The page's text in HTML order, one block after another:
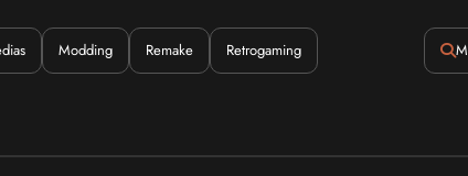
Modding Remake Retrogaming